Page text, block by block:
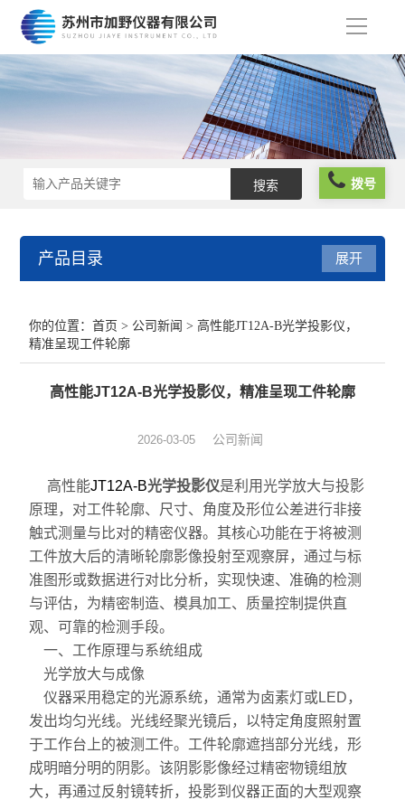
导
拨号
产品目录
球栅尺
维修
sony
影像测量仪
色差仪
测高仪
电线电缆试验机
投影仪
卡尺
千分表
展开
你的位置：首页 > 公司新闻 > 高性能JT12A-B光学投影仪，
精准呈现工件轮廓
高性能JT12A-B光学投影仪，精准呈现工件轮廓
2026-03-05 公司新闻
高性能JT12A-B光学投影仪是利用光学放大与投影
原理，对工件轮廓、尺寸、角度及形位公差进行非接
触式测量与比对的精密仪器。其核心功能在于将被测
工件放大后的清晰轮廓影像投射至观察屏，通过与标
准图形或数据进行对比分析，实现快速、准确的检测
与评估，为精密制造、模具加工、质量控制提供直
观、可靠的检测手段。
一、工作原理与系统组成
光学放大与成像
仪器采用稳定的光源系统，通常为卤素灯或LED，
发出均匀光线。光线经聚光镜后，以特定角度照射置
于工作台上的被测工件。工件轮廓遮挡部分光线，形
成明暗分明的阴影。该阴影影像经过精密物镜组放
大，再通过反射镜转折，投影到仪器正面的大型观察